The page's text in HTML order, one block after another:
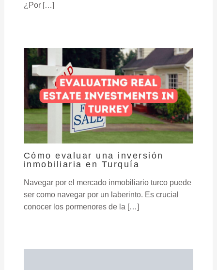
¿Por […]
Cómo evaluar una inversión
inmobiliaria en Turquía
Navegar por el mercado inmobiliario turco puede
ser como navegar por un laberinto. Es crucial
conocer los pormenores de la […]